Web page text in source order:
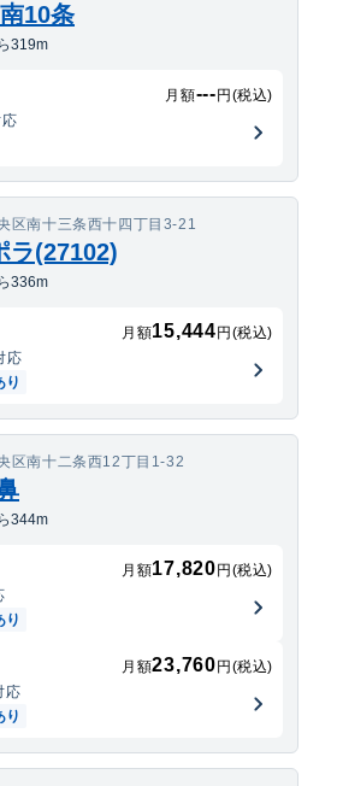
10条
319m
月額--- 円(税込)
区南十三条西十四丁目3-21
ラ(27102)
336m
月額15,444 円(税込)
応
り
区南十二条西12丁目1-32
344m
月額17,820 円(税込)
り
月額23,760 円(税込)
応
り